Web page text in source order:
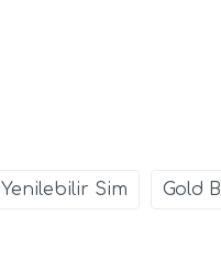
Yenilebilir Sim Gold